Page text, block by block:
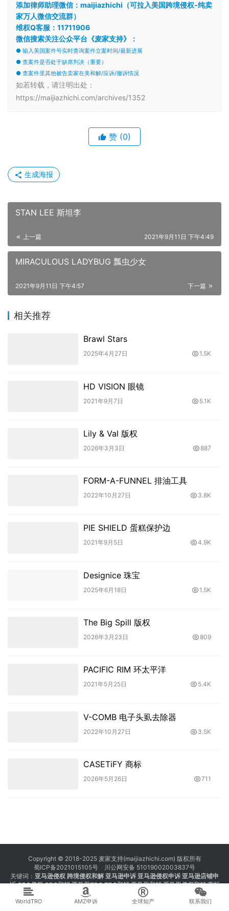
添加律师助理微信：maijiazhichi（可拉入美国跨境侵权-纯卖
家万人微信交流群）
维权Q客服：11711906
微信搜索关注公众平台《麦家支持》：
● 输入美国案件号实时查询案件立案时间/最新进展
● 查案件是否处于缺席判决（重要）
● 查案件里其他被告卖家在美和解/应诉/撤诉情况
如若转载，请注明出处：
https://maijiazhichi.com/archives/1352
赞 (0)
生成海报
STAN LEE 斯坦李
上一篇 2021年9月11日 下午4:49
MIRACULOUS LADYBUG 瓢虫少女
下一篇
2021年9月11日 下午4:57
相关推荐
Brawl Stars
2025年4月27日 1.5K
HD VISION 眼镜
2021年9月7日 5.1K
Lily & Val 版权
2026年3月3日 887
FORM-A-FUNNEL 排油工具
2022年10月27日 3.8K
PIE SHIELD 蛋糕保护边
2021年9月5日 4.9K
Designice 珠宝
2025年6月18日 1.5K
The Big Spill 版权
2026年3月23日 809
PACIFIC RIM 环太平洋
2021年5月25日 5.4K
V-COMB 电子头虱去除器
2022年10月27日 3.5K
CASETiFY 商标
2026年5月26日 711
Copyright © 2018-2025 麦家支持(maijiazhichi.com) 版权所有
蜀ICP备2021015105号
川公网安备 51019002003837号
关键词： 亚马逊侵权 跨境侵权和解 亚马逊申诉 亚马逊侵权申诉 亚马逊店铺申
诉 GBC侵权 GBC和解 亚马逊TRO TRO和解 亚马逊和解 亚马逊侵权和解商标
注册 专利注册 版权注册
WorldTRO AMZ申诉 全球知产 联系我们